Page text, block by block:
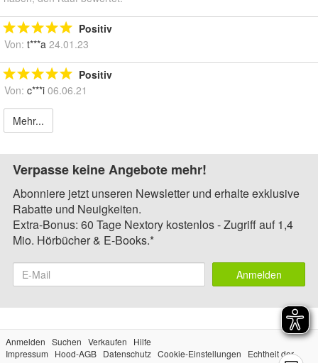
Positiv
Von: t***a 24.01.23
Positiv
Von: c***i 06.06.21
Mehr...
Verpasse keine Angebote mehr!
Abonniere jetzt unseren Newsletter und erhalte exklusive
Rabatte und Neuigkeiten.
Extra-Bonus: 60 Tage Nextory kostenlos - Zugriff auf 1,4
Mio. Hörbücher & E-Books.*
Anmelden
Anmelden Suchen Verkaufen
Hilfe
Impressum
Hood-AGB Datenschutz Cookie-Einstellungen
Echtheit der